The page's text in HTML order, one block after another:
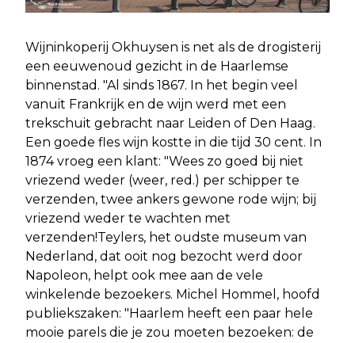
Wijninkoperij Okhuysen is net als de drogisterij
een eeuwenoud gezicht in de Haarlemse
binnenstad. "Al sinds 1867. In het begin veel
vanuit Frankrijk en de wijn werd met een
trekschuit gebracht naar Leiden of Den Haag.
Een goede fles wijn kostte in die tijd 30 cent. In
1874 vroeg een klant: "Wees zo goed bij niet
vriezend weder (weer, red.) per schipper te
verzenden, twee ankers gewone rode wijn; bij
vriezend weder te wachten met
verzenden!Teylers, het oudste museum van
Nederland, dat ooit nog bezocht werd door
Napoleon, helpt ook mee aan de vele
winkelende bezoekers. Michel Hommel, hoofd
publiekszaken: "Haarlem heeft een paar hele
mooie parels die je zou moeten bezoeken: de